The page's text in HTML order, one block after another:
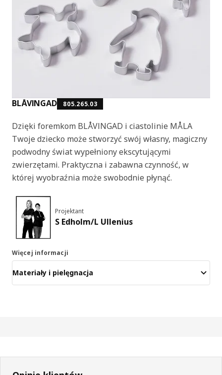
BLÅVINGAD 805.265.03
Dzięki foremkom BLÅVINGAD i ciastolinie MÅLA
Twoje dziecko może stworzyć swój własny, magiczny
podwodny świat wypełniony ekscytującymi
zwierzętami. Praktyczna i zabawna czynność, w
której wyobraźnia może swobodnie płynąć.
Projektant
S Edholm/L Ullenius
Więcej informacji
Materiały i pielęgnacja